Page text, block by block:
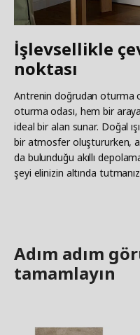
İşlevsellikle
noktası
Antrenin doğrudan oturma
oturma odası, hem bir
ideal bir alan sunar. Doğal
bir atmosfer oluştururken,
da bulunduğu akıllı
şeyi elinizin altında
Adım adım
tamamlayın